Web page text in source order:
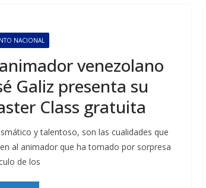
NACIONAL
venezolano
Galiz presenta su
Class gratuita
y talentoso, son las cualidades que
al animador que ha tomado por sorpresa
de los